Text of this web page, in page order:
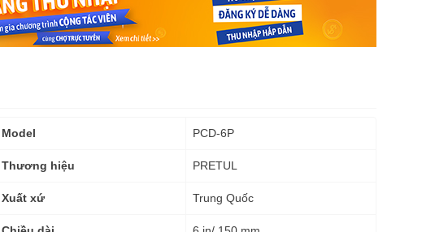
Thông
kỹ
Model PCD-6P
Thương hiệu PRETUL
Xuất xứ Trung Quốc